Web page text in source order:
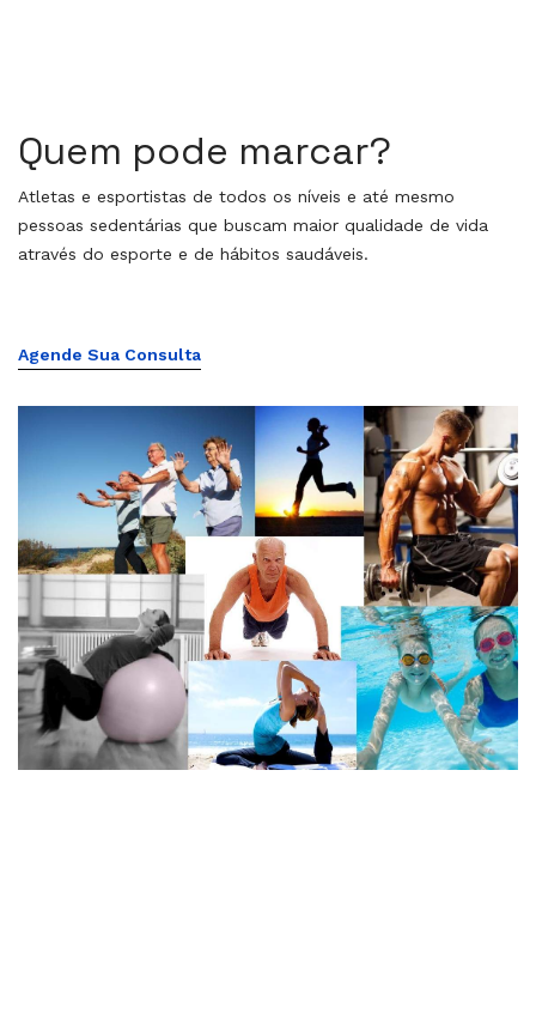
Quem pode marcar?
Atletas e esportistas de todos os níveis e até mesmo
pessoas sedentárias que buscam maior qualidade de vida
através do esporte e de hábitos saudáveis.
Agende Sua Consulta